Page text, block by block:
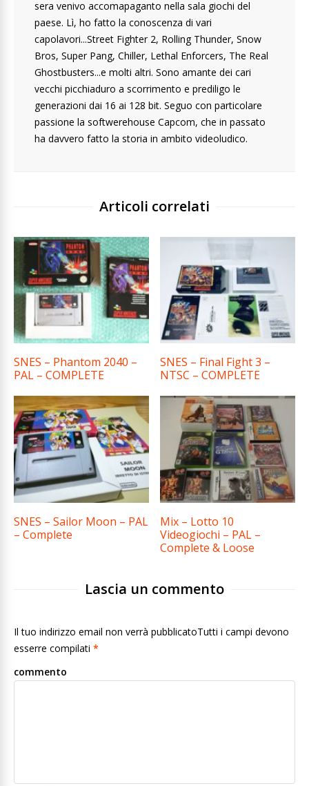
sera venivo accomapaganto nella sala giochi del
paese. Lì, ho fatto la conoscenza di vari
capolavori...Street Fighter 2, Rolling Thunder, Snow
Bros, Super Pang, Chiller, Lethal Enforcers, The Real
Ghostbusters...e molti altri. Sono amante dei cari
vecchi picchiaduro a scorrimento e prediligo le
generazioni dai 16 ai 128 bit. Seguo con particolare
passione la softwerehouse Capcom, che in passato
ha davvero fatto la storia in ambito videoludico.
Articoli correlati
SNES – Phantom 2040 –
PAL – COMPLETE
SNES – Final Fight 3 –
NTSC – COMPLETE
SNES – Sailor Moon – PAL
– Complete
Mix – Lotto 10
Videogiochi – PAL –
Complete & Loose
Lascia un commento
Il tuo indirizzo email non verrà pubblicatoTutti i campi devono
esserre compilati *
commento